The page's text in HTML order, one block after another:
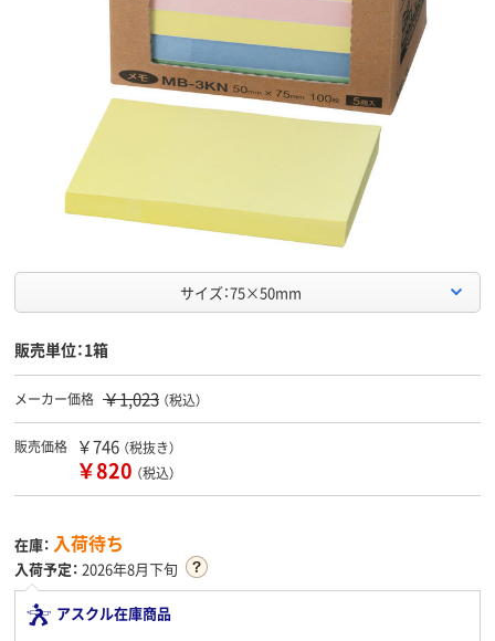
サイズ：75×50mm
販売単位：1箱
メーカー価格 ￥1,023 （税込）
販売価格 ￥746 （税抜き）
￥820 （税込）
在庫： 入荷待ち
入荷予定： 2026年8月下旬
アスクル在庫商品